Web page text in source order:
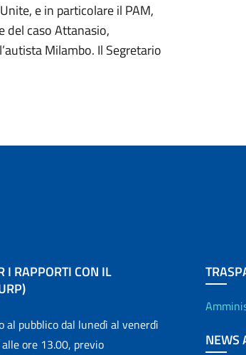
e in particolare il PAM,
del caso Attanasio,
Milambo. Il Segretario
I RAPPORTI CON IL
al pubblico dal lunedì al venerdì
ore 13.00, previo
NEWS